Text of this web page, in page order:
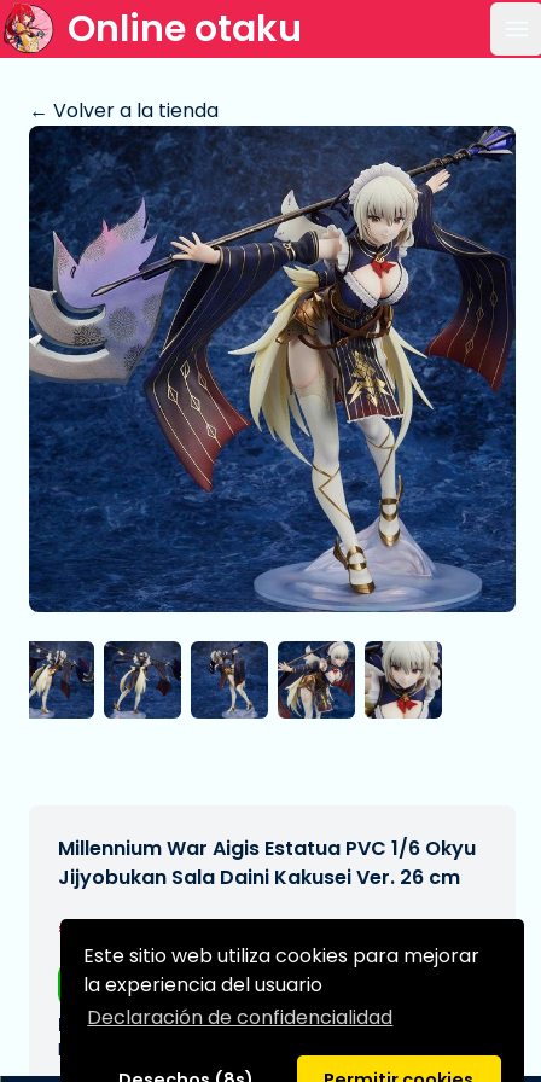
Este sitio web utiliza cookies para mejorar
la experiencia del usuario
Declaración de confidencialidad
Online otaku
← Volver a la tienda
Millennium War Aigis Estatua PVC 1/6 Okyu
Jijyobukan Sala Daini Kakusei Ver. 26 cm
€404,97
Envío gratis
Fecha de entrega prevista:
N/A